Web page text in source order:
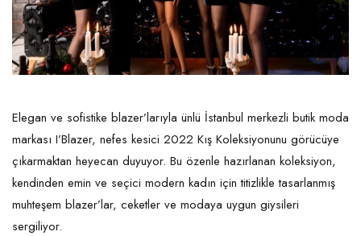
Elegan ve sofistike blazer’larıyla ünlü İstanbul merkezli butik moda
markası I’Blazer, nefes kesici 2022 Kış Koleksiyonunu görücüye
çıkarmaktan heyecan duyuyor. Bu özenle hazırlanan koleksiyon,
kendinden emin ve seçici modern kadın için titizlikle tasarlanmış
muhteşem blazer’lar, ceketler ve modaya uygun giysileri
sergiliyor.